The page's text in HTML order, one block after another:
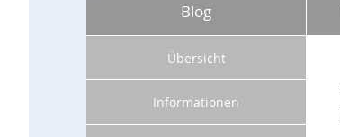
Blog
Übersicht
Informationen